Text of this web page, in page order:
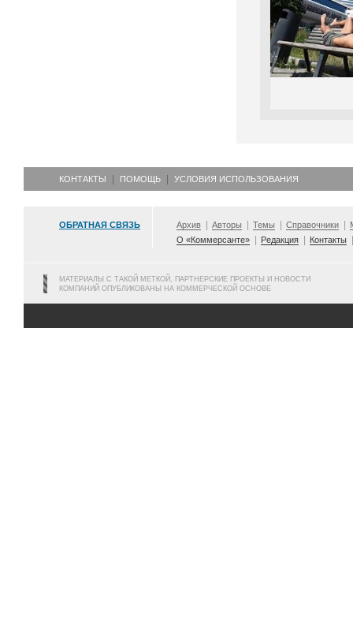
КОНТАКТЫ ПОМОЩЬ УСЛОВИЯ ИСПОЛЬЗОВАНИЯ
ОБРАТНАЯ СВЯЗЬ Архив Авторы Темы Справочники
О «Коммерсанте»
Редакция Контакты
МАТЕРИАЛЫ С ТАКОЙ МЕТКОЙ, ПАРТНЕРСКИЕ ПРОЕКТЫ И НОВОСТИ
КОМПАНИЙ ОПУБЛИКОВАНЫ НА КОММЕРЧЕСКОЙ ОСНОВЕ